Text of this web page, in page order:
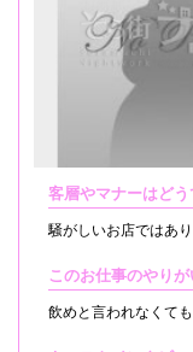
客層やマナーはどう
騒がしいお店ではあ
このお仕事のやり
飲めと言われなくて